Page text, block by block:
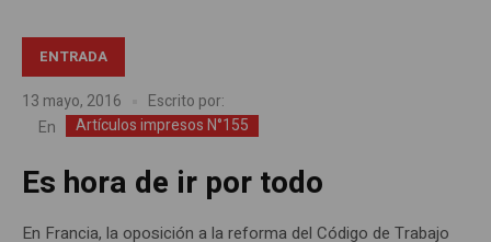
ENTRADA
13 mayo, 2016
Escrito por:
En
Artículos impresos N°155
Es hora de ir por todo
En Francia, la oposición a la reforma del Código de Trabajo